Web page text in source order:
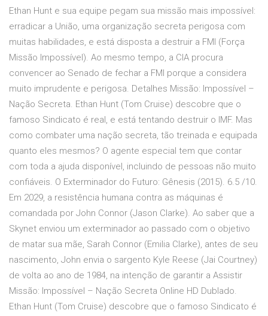
Ethan Hunt e sua equipe pegam sua missão mais impossível:
erradicar a União, uma organização secreta perigosa com
muitas habilidades, e está disposta a destruir a FMI (Força
Missão Impossível). Ao mesmo tempo, a CIA procura
convencer ao Senado de fechar a FMI porque a considera
muito imprudente e perigosa. Detalhes Missão: Impossível –
Nação Secreta. Ethan Hunt (Tom Cruise) descobre que o
famoso Sindicato é real, e está tentando destruir o IMF. Mas
como combater uma nação secreta, tão treinada e equipada
quanto eles mesmos? O agente especial tem que contar
com toda a ajuda disponível, incluindo de pessoas não muito
confiáveis. O Exterminador do Futuro: Gênesis (2015). 6.5 /10.
Em 2029, a resistência humana contra as máquinas é
comandada por John Connor (Jason Clarke). Ao saber que a
Skynet enviou um exterminador ao passado com o objetivo
de matar sua mãe, Sarah Connor (Emilia Clarke), antes de seu
nascimento, John envia o sargento Kyle Reese (Jai Courtney)
de volta ao ano de 1984, na intenção de garantir a Assistir
Missão: Impossível – Nação Secreta Online HD Dublado.
Ethan Hunt (Tom Cruise) descobre que o famoso Sindicato é